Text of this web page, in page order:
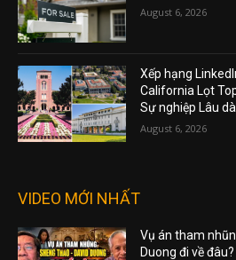
August 6, 2026
Xếp hạng
California Lọt
Sự nghiệp Lâu
August 6, 2026
VIDEO MỚI NHẤT
Vụ án tham
Duong đi về